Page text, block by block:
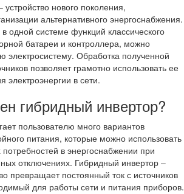
нового поколения,
альтернативного энергоснабжения.
одной системе функций классического
батареи и контроллера, можно
электросистему. Обработка полученной
позволяет грамотно использовать ее
электроэнергии в сети.
гибридный инвертор?
пользователю много вариантов
питания, которые можно использовать
в энергоснабжении при
отключениях. Гибридный инвертор –
превращает постоянный ток с источников
для работы сети и питания приборов.